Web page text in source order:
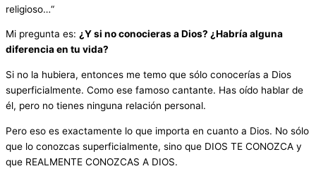
religioso…“
Mi pregunta es: ¿Y si no conocieras a Dios? ¿Habría alguna
diferencia en tu vida?
Si no la hubiera, entonces me temo que sólo conocerías a Dios
superficialmente. Como ese famoso cantante. Has oído hablar de
él, pero no tienes ninguna relación personal.
Pero eso es exactamente lo que importa en cuanto a Dios. No sólo
que lo conozcas superficialmente, sino que DIOS TE CONOZCA y
que REALMENTE CONOZCAS A DIOS.